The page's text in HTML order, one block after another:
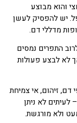
והוא מבוצע
יש להפסיק לעשן
התפרים נמסים
לא לבצע פעולות
זיהום, אי צמיחת
לא ניתן
ולא מורגשת.